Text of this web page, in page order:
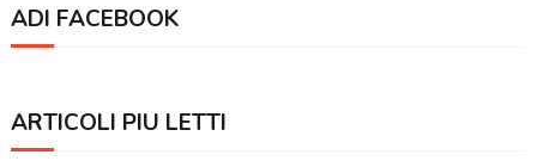
ADI FACEBOOK
ARTICOLI PIÙ LETTI